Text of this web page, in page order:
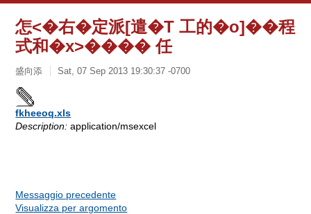
怎<�右�定派[遣�T 工的�o]��程
式和�x>���� 任
盛向添 Sat, 07 Sep 2013 19:30:37 -0700
fkheeoq.xls
Description: application/msexcel
Messaggio precedente
Visualizza per argomento